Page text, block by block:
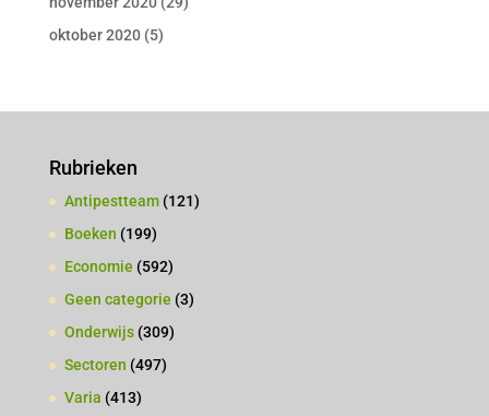
oktober 2020(5)
Rubrieken
Antipestteam(121)
Boeken (199)
Economie (592)
Geen categorie (3)
Onderwijs(309)
Sectoren (497)
Varia (413)